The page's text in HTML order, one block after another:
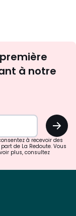
à notre
OK
à recevoir des
de La Redoute. Vous
plus, consultez